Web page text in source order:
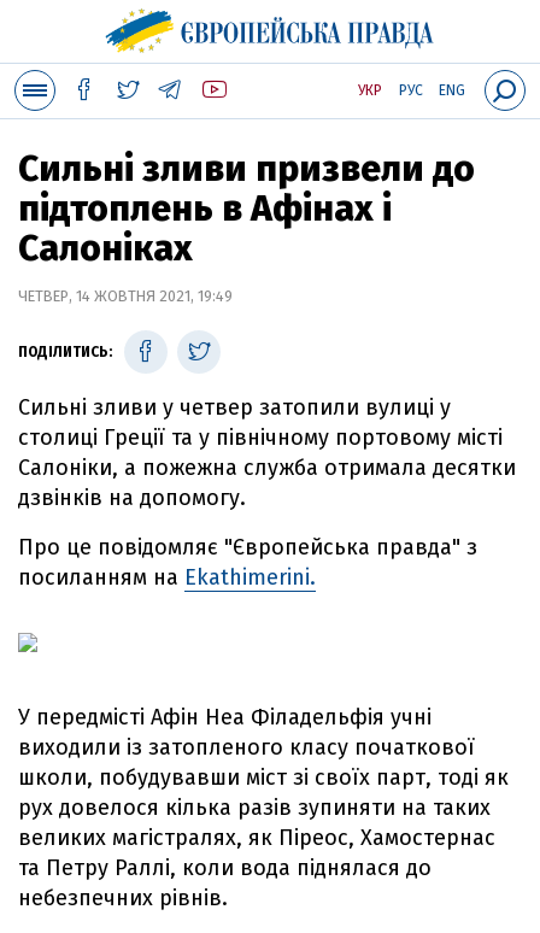
УКР РУС ENG
Сильні зливи призвели до
підтоплень в Афінах і
Салоніках
ЧЕТВЕР, 14 ЖОВТНЯ 2021, 19:49
ПОДІЛИТИСЬ:
Сильні зливи у четвер затопили вулиці у
столиці Греції та у північному портовому місті
Салоніки, а пожежна служба отримала десятки
дзвінків на допомогу.
Про це повідомляє "Європейська правда" з
посиланням на Ekathimerini.
У передмісті Афін Неа Філадельфія учні
виходили із затопленого класу початкової
школи, побудувавши міст зі своїх парт, тоді як
рух довелося кілька разів зупиняти на таких
великих магістралях, як Піреос, Хамостернас
та Петру Раллі, коли вода піднялася до
небезпечних рівнів.